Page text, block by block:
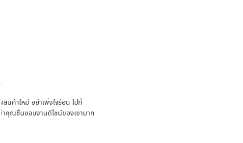
นค้าใหม่ อย่าเพิ่งใจร้อน ไปที่
าคุณชื่นชอบงานดีไซน์ของเขามาก